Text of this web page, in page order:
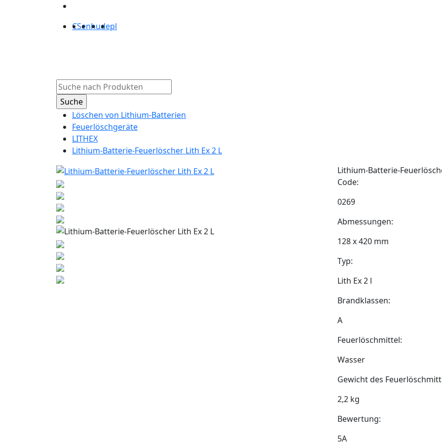
CSenhudepl
Löschen von Lithium-Batterien
Feuerlöschgeräte
LITHEX
Lithium-Batterie-Feuerlöscher Lith Ex 2 L
Lithium-Batterie-
Code:
0269
Abmessungen:
128 x 420 mm
Typ:
Lith Ex 2 l
Brandklassen:
A
Feuerlöschmittel:
Wasser
Gewicht des
2,2 kg
Bewertung:
5A